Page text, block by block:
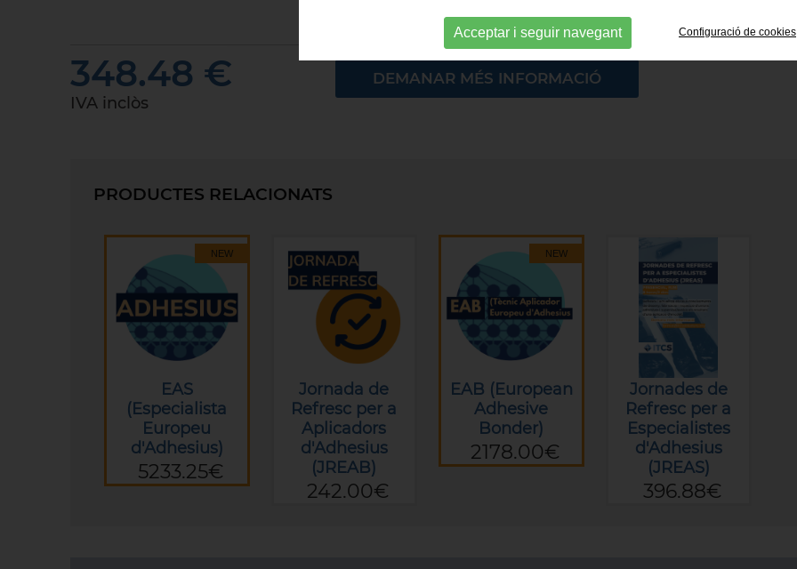
348.48 €
IVA inclòs
DEMANAR MÉS INFORMACIÓ
PRODUCTES RELACIONATS
NEW
EAS
(Especialista
Europeu
d'Adhesius)
5233.25€
Jornada de
Refresc per a
Aplicadors
d'Adhesius
(JREAB)
242.00€
NEW
EAB (European
Adhesive
Bonder)
2178.00€
Jornades de
Refresc per a
Especialistes
d'Adhesius
(JREAS)
396.88€
Acceptar i seguir navegant Configuració de cookies